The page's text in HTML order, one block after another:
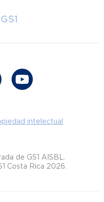
intelectual
de GS1 AISBL.
Costa Rica 2026.